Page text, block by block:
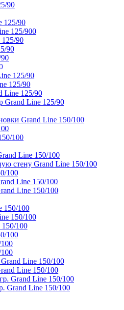
90
125/90
125/900
90
90
125/90
125/90
Line 125/90
Grand Line 125/90
Grand Line 150/100
100
Line 150/100
стену Grand Line 150/100
100
Line 150/100
Line 150/100
150/100
150/100
100
100
Line 150/100
Line 150/100
Grand Line 150/100
Grand Line 150/100